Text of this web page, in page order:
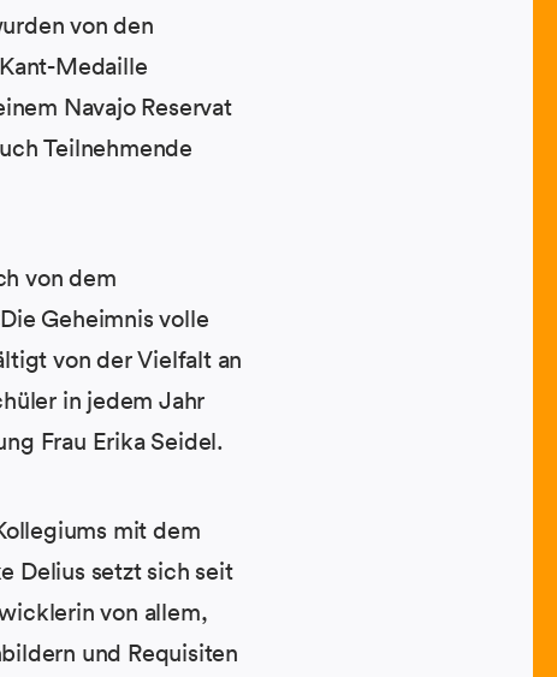
von den
Medaille
Navajo Reservat
Teilnehmende
von dem
Geheimnis volle
von der Vielfalt an
in jedem Jahr
Frau Erika Seidel.
mit dem
Delius setzt sich seit
von allem,
und Requisiten